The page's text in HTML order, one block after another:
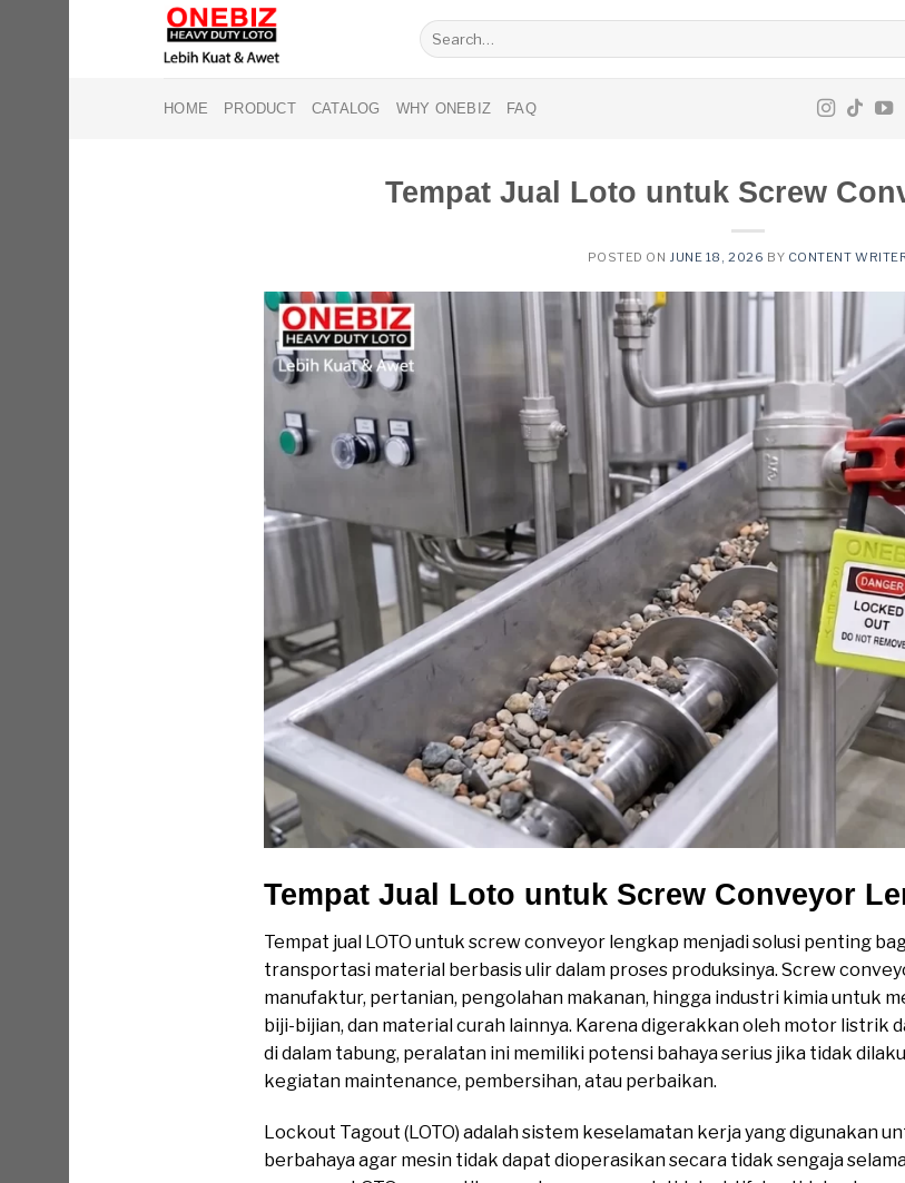
Search
for:
HOME PRODUCT CATALOG WHY ONEBIZ FAQ
Tempat Jual Loto untuk Screw
POSTED ON JUNE 18, 2026 BY CONTENT
Tempat Jual Loto untuk Screw Conveyor
Tempat jual LOTO untuk screw conveyor lengkap menjadi solusi penting
transportasi material berbasis ulir dalam proses produksinya. Screw
manufaktur, pertanian, pengolahan makanan, hingga industri kimia untuk
biji-bijian, dan material curah lainnya. Karena digerakkan oleh motor listrik
di dalam tabung, peralatan ini memiliki potensi bahaya serius jika tidak
kegiatan maintenance, pembersihan, atau perbaikan.
Lockout Tagout (LOTO) adalah sistem keselamatan kerja yang digunakan
berbahaya agar mesin tidak dapat dioperasikan secara tidak sengaja